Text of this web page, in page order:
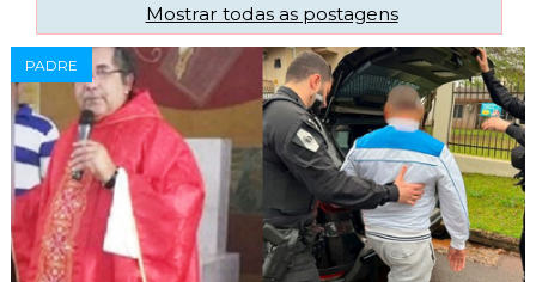
Mostrar todas as postagens
PADRE